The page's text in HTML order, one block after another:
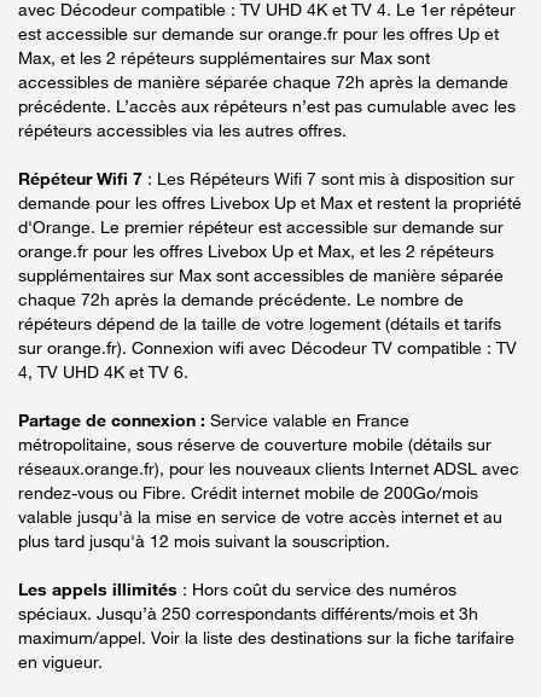
avec Décodeur compatible : TV UHD 4K et TV 4. Le 1er répéteur
est accessible sur demande sur orange.fr pour les offres Up et
Max, et les 2 répéteurs supplémentaires sur Max sont
accessibles de manière séparée chaque 72h après la demande
précédente. L’accès aux répéteurs n’est pas cumulable avec les
répéteurs accessibles via les autres offres.
Répéteur Wifi 7 : Les Répéteurs Wifi 7 sont mis à disposition sur
demande pour les offres Livebox Up et Max et restent la propriété
d'Orange. Le premier répéteur est accessible sur demande sur
orange.fr pour les offres Livebox Up et Max, et les 2 répéteurs
supplémentaires sur Max sont accessibles de manière séparée
chaque 72h après la demande précédente. Le nombre de
répéteurs dépend de la taille de votre logement (détails et tarifs
sur orange.fr). Connexion wifi avec Décodeur TV compatible : TV
4, TV UHD 4K et TV 6.
Partage de connexion : Service valable en France
métropolitaine, sous réserve de couverture mobile (détails sur
réseaux.orange.fr), pour les nouveaux clients Internet ADSL avec
rendez-vous ou Fibre. Crédit internet mobile de 200Go/mois
valable jusqu'à la mise en service de votre accès internet et au
plus tard jusqu'à 12 mois suivant la souscription.
Les appels illimités : Hors coût du service des numéros
spéciaux. Jusqu’à 250 correspondants différents/mois et 3h
maximum/appel. Voir la liste des destinations sur la fiche tarifaire
en vigueur.